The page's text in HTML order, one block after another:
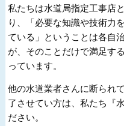
私たちは水道局指定工事店
り、「必要な知識や技術力
ている」ということは各自
が、そのことだけで満足す
っています。
他の水道業者さんに断られ
了させてい方は、私たち『
ださい。